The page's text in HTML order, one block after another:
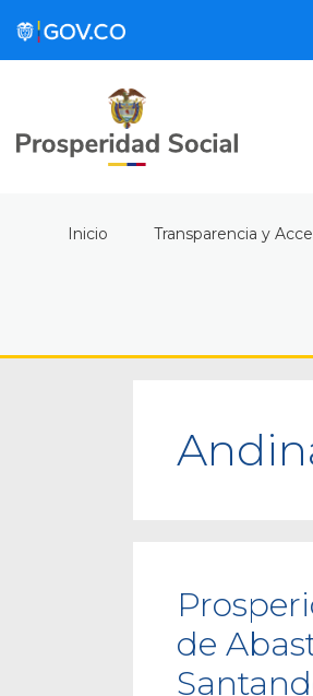
Inicio Transparencia y
de